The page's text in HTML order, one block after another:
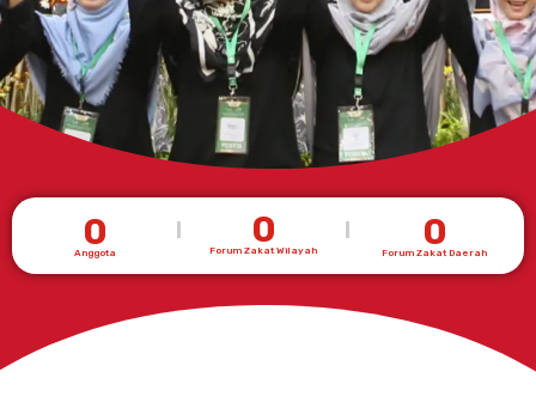
0
Anggota
0
Forum Zakat Wilayah 0
Forum Zakat Daerah